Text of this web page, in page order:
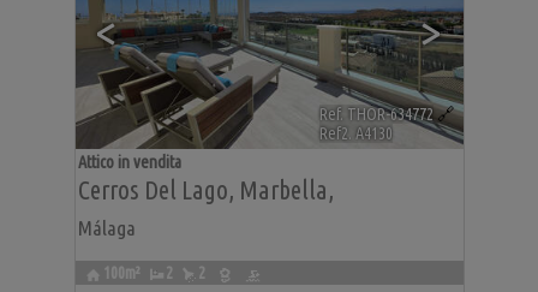
< >
Ref. THOR-634772 🔗
Ref2. A4130
Cerros Del Lago, Marbella,
Málaga
Attico in vendita
100m² 2 2